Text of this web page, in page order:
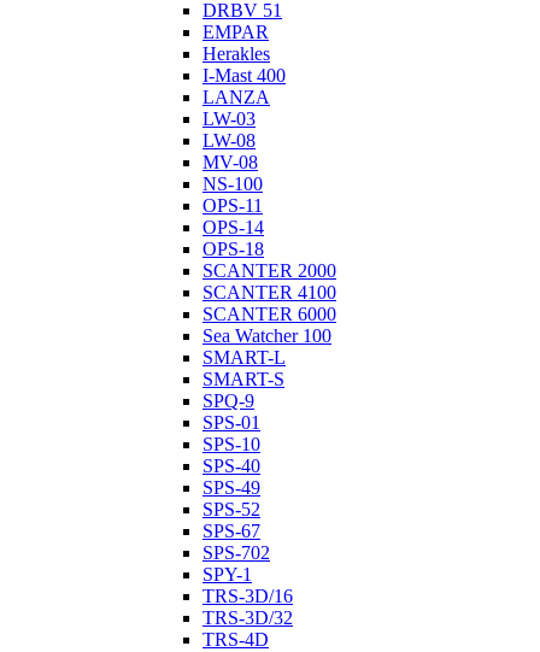
DRBV 51
EMPAR
Herakles
I-Mast 400
LANZA
LW-03
LW-08
MV-08
NS-100
OPS-11
OPS-14
OPS-18
SCANTER 2000
SCANTER 4100
SCANTER 6000
Sea Watcher 100
SMART-L
SMART-S
SPQ-9
SPS-01
SPS-10
SPS-40
SPS-49
SPS-52
SPS-67
SPS-702
SPY-1
TRS-3D/16
TRS-3D/32
TRS-4D